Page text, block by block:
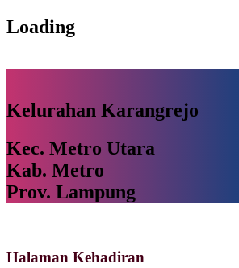
Loading
Kelurahan Karangrejo
Kec. Metro Utara
Kab. Metro
Prov. Lampung
Halaman Kehadiran